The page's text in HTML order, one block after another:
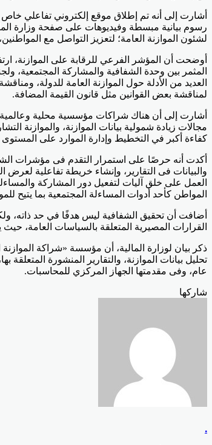
أشارت إلى أنه تم إطلاق موقع إلكتروني تفاعلي خاص
رسوم بيانية مبسطة وفيديوهات على صفحة وزارة
لشئون الموازنة العامة؛ لتعزيز التواصل مع
العديد من الأدلة حول الموازنة العامة للدولة،
لمناقشة بعض القوانين مثل قانون القيمة المضافة.
أشارت إلى أن هناك شراكات مؤسسية محلية وعالمية مع
مجالات زيادة شمولية بيانات الموازنة، والموازنة
كفاءة أكبر في التخطيط وإدارة الموارد على
أكدت أنه حرصًا على استمرار التقدم فى مؤشرات
والبيانات فى التقارير، وإنشاء خريطة تفاعلية
العمل على خلق آليات لتفعيل دور المشاركة
المواطن كأحد أدوات المساءلة المجتمعية بما يتيح
أضافت أن تحقيق الشفافية ليس هدفًا في حد ذاته،
القرارات المصيرية المتعلقة بالسياسات العامة،
ذكر بيان لوزارة المالية، أن مؤسسة «شراكة
تحليل بيانات الموازنة، والتقارير المنشورة
عام، وفى مقدمتها الجهاز المركزي للمحاسبات.
فيسبوك
‫X
لينكدإن
بينتيريست
Odnoklassniki
‫Pocket
شاركها
.